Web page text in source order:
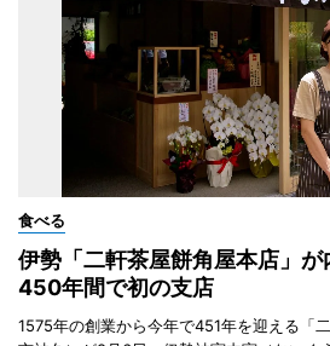
食べる
伊勢「二軒茶屋餅角屋本店」
450年間で初の支店
1575年の創業から今年で451年を迎える「